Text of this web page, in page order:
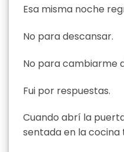
Esa misma noche
No para descansar.
No para cambiarme
Fui por respuestas.
Cuando abrí la
sentada en la cocina